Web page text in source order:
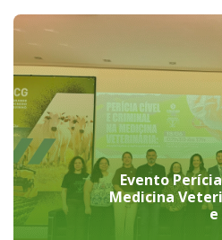
Evento
Medicina
e